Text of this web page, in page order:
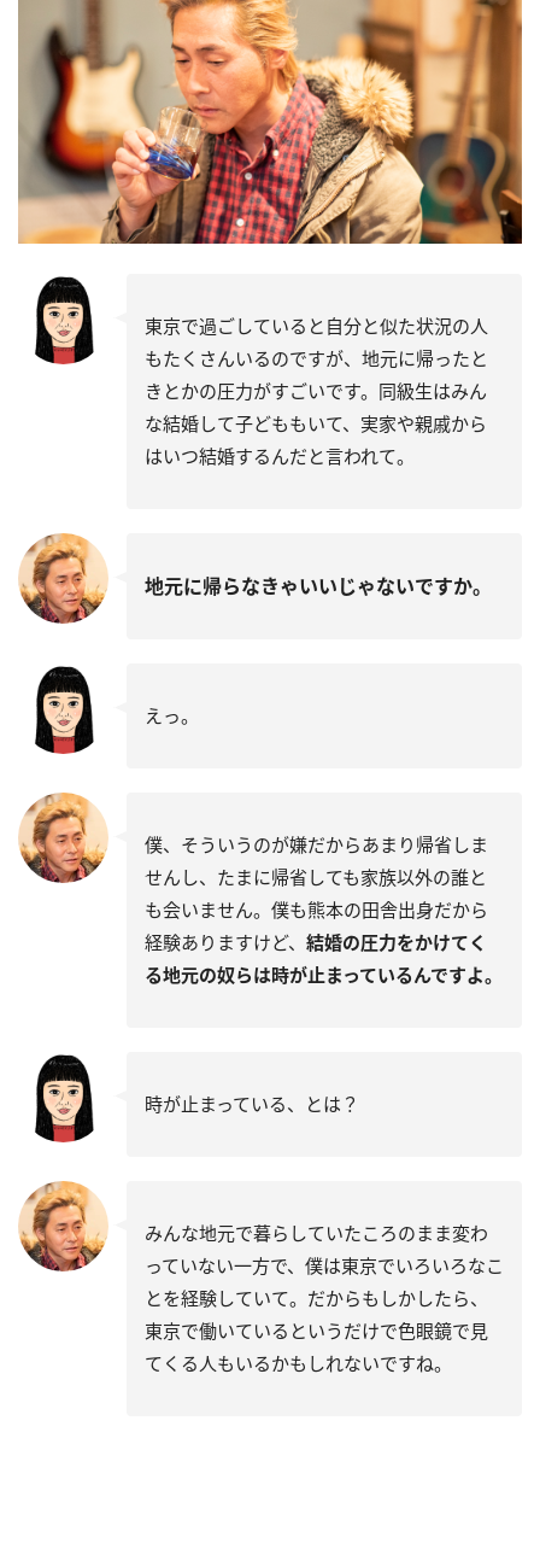
東京で過ごしていると自分と似た状況の人
もたくさんいるのですが、地元に帰ったと
きとかの圧力がすごいです。同級生はみん
な結婚して子どももいて、実家や親戚から
はいつ結婚するんだと言われて。
地元に帰らなきゃいいじゃないですか。
えっ。
僕、そういうのが嫌だからあまり帰省しま
せんし、たまに帰省しても家族以外の誰と
も会いません。僕も熊本の田舎出身だから
経験ありますけど、 結婚の圧力をかけてく
る地元の奴らは時が止まっているんですよ。
時が止まっている、とは？
みんな地元で暮らしていたころのまま変わ
っていない一方で、僕は東京でいろいろなこ
とを経験していて。だからもしかしたら、
東京で働いているというだけで色眼鏡で見
てくる人もいるかもしれないですね。